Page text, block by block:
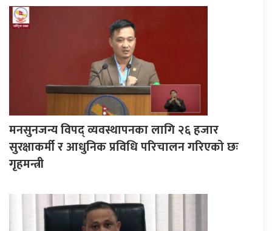
मनसुनजन्य विपद् व्यवस्थापनका लागि २६ हजार
सुरक्षाकर्मी र आधुनिक प्रविधि परिचालन गरिएको छः
गृहमन्त्री